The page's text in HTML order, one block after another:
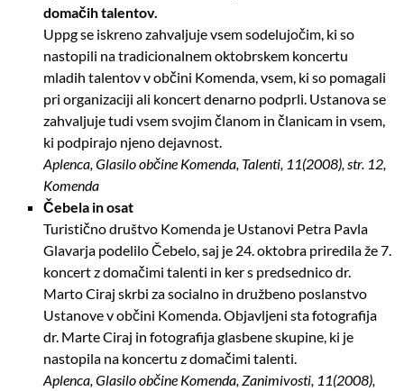
domačih talentov.
Uppg se iskreno zahvaljuje vsem sodelujočim, ki so
nastopili na tradicionalnem oktobrskem koncertu
mladih talentov v občini Komenda, vsem, ki so pomagali
pri organizaciji ali koncert denarno podprli. Ustanova se
zahvaljuje tudi vsem svojim članom in članicam in vsem,
ki podpirajo njeno dejavnost.
Aplenca, Glasilo občine Komenda, Talenti, 11(2008), str. 12,
Komenda
Čebela in osat
Turistično društvo Komenda je Ustanovi Petra Pavla
Glavarja podelilo Čebelo, saj je 24. oktobra priredila že 7.
koncert z domačimi talenti in ker s predsednico dr.
Marto Ciraj skrbi za socialno in družbeno poslanstvo
Ustanove v občini Komenda. Objavljeni sta fotografija
dr. Marte Ciraj in fotografija glasbene skupine, ki je
nastopila na koncertu z domačimi talenti.
Aplenca, Glasilo občine Komenda, Zanimivosti, 11(2008),